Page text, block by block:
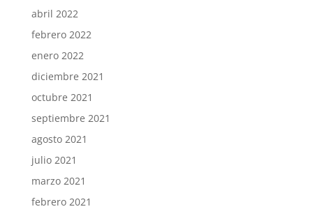
abril 2022
febrero 2022
enero 2022
diciembre 2021
octubre 2021
septiembre 2021
agosto 2021
julio 2021
marzo 2021
febrero 2021